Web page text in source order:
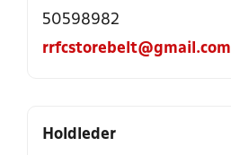
50598982
rrfcstorebelt@gmail.com
Holdleder